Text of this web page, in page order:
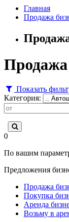
Главная
Продажа
Показать
Категория:
0
По вашим
Предложения
Продажа
Покупка
Аренда
Возьму в